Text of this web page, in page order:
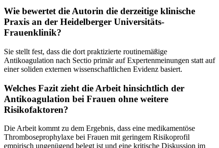
Wie bewertet die Autorin die derzeitige klinische
Praxis an der Heidelberger Universitäts-
Frauenklinik?
Sie stellt fest, dass die dort praktizierte routinemäßige
Antikoagulation nach Sectio primär auf Expertenmeinungen statt auf
einer soliden externen wissenschaftlichen Evidenz basiert.
Welches Fazit zieht die Arbeit hinsichtlich der
Antikoagulation bei Frauen ohne weitere
Risikofaktoren?
Die Arbeit kommt zu dem Ergebnis, dass eine medikamentöse
Thromboseprophylaxe bei Frauen mit geringem Risikoprofil
empirisch ungenügend belegt ist und eine kritische Diskussion im